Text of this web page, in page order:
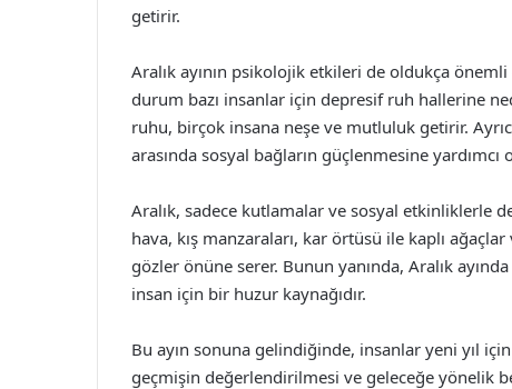
getirir.
Aralık ayının psikolojik etkileri de oldukça önemli
durum bazı insanlar için depresif ruh hallerine
ruhu, birçok insana neşe ve mutluluk getirir.
arasında sosyal bağların güçlenmesine yardımcı
Aralık, sadece kutlamalar ve sosyal etkinliklerle
hava, kış manzaraları, kar örtüsü ile kaplı
gözler önüne serer. Bunun yanında, Aralık
insan için bir huzur kaynağıdır.
Bu ayın sonuna gelindiğinde, insanlar yeni yıl
geçmişin değerlendirilmesi ve geleceğe yönelik